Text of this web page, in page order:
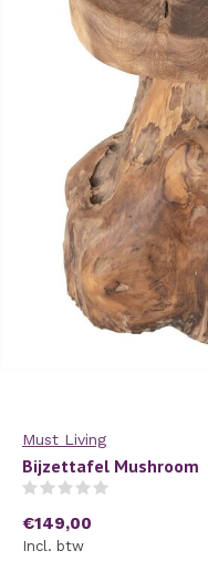
Must Living
Bijzettafel Mushroom
€149,00
Incl. btw